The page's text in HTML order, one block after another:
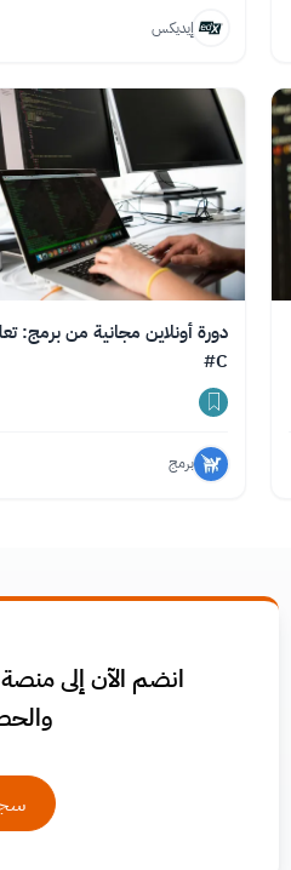
إيديكس
دورة أونلاين مجانية من برمج:
C#
برمج
انضم الآن إلى